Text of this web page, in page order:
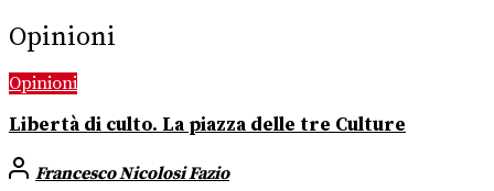
Opinioni
Opinioni
Libertà di culto. La piazza delle tre Culture
Francesco Nicolosi Fazio